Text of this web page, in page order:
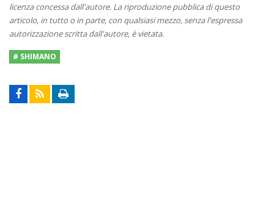
licenza concessa dall'autore. La riproduzione pubblica di questo
articolo, in tutto o in parte, con qualsiasi mezzo, senza l'espressa
autorizzazione scritta dall'autore, è vietata.
# SHIMANO